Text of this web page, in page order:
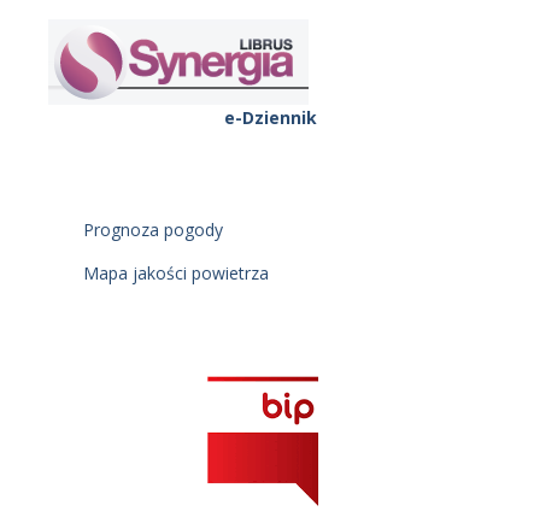
e-Dziennik
Prognoza pogody
Mapa jakości powietrza